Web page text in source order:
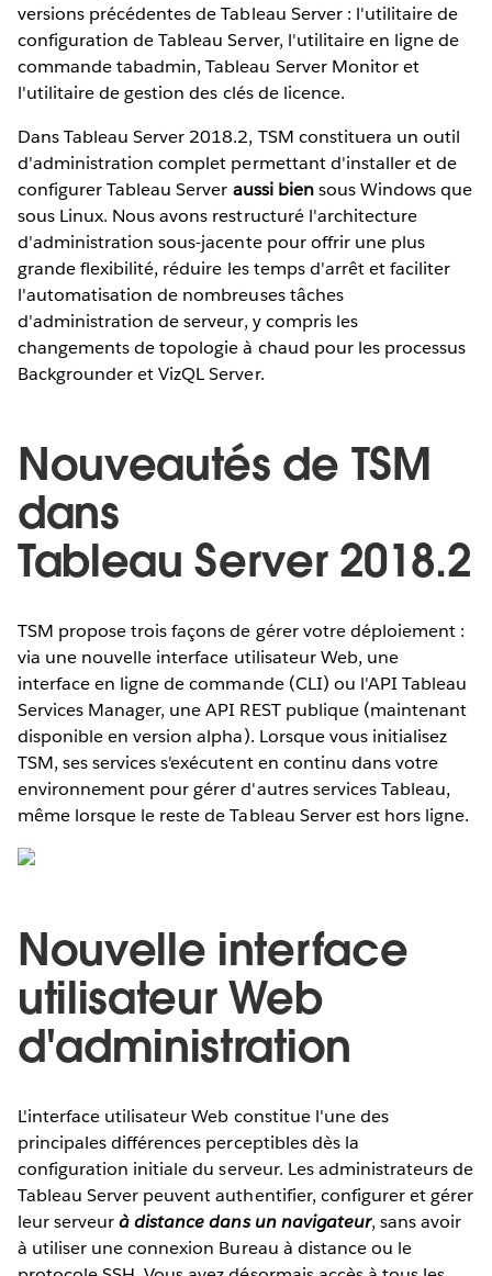
versions précédentes de Tableau Server : l'utilitaire de
configuration de Tableau Server, l'utilitaire en ligne de
commande tabadmin, Tableau Server Monitor et
l'utilitaire de gestion des clés de licence.
Dans Tableau Server 2018.2, TSM constituera un outil
d'administration complet permettant d'installer et de
configurer Tableau Server aussi biensous Windows que
sous Linux. Nous avons restructuré l'architecture
d'administration sous-jacente pour offrir une plus
grande flexibilité, réduire les temps d'arrêt et faciliter
l'automatisation de nombreuses tâches
d'administration de serveur, y compris les
changements de topologie à chaud pour les processus
Backgrounder et VizQL Server.
Nouveautés de TSM
dans
Tableau Server 2018.2
TSM propose trois façons de gérer votre déploiement :
via une nouvelle interface utilisateur Web, une
interface en ligne de commande (CLI) ou l'API Tableau
Services Manager, une API REST publique (maintenant
disponible en version alpha). Lorsque vous initialisez
TSM, ses services s'exécutent en continu dans votre
environnement pour gérer d'autres services Tableau,
même lorsque le reste de Tableau Server est hors ligne.
Nouvelle interface
utilisateur Web
d'administration
L'interface utilisateur Web constitue l'une des
principales différences perceptibles dès la
configuration initiale du serveur. Les administrateurs de
Tableau Server peuvent authentifier, configurer et gérer
leur serveurà distance dans un navigateur, sans avoir
à utiliser une connexion Bureau à distance ou le